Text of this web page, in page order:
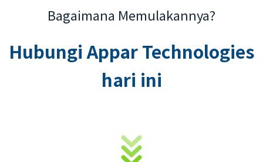
Mengenai Python Django, Tidak Tahu
Hubungi Appar Technologies